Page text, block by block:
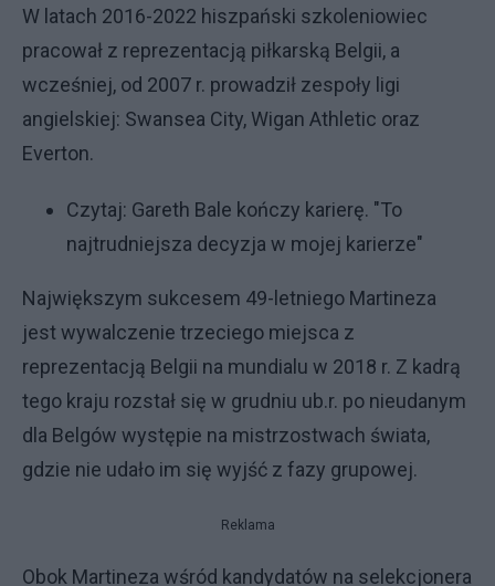
W latach 2016-2022 hiszpański szkoleniowiec
pracował z reprezentacją piłkarską Belgii, a
wcześniej, od 2007 r. prowadził zespoły ligi
angielskiej: Swansea City, Wigan Athletic oraz
Everton.
Czytaj: Gareth Bale kończy karierę. "To
najtrudniejsza decyzja w mojej karierze"
Największym sukcesem 49-letniego Martineza
jest wywalczenie trzeciego miejsca z
reprezentacją Belgii na mundialu w 2018 r. Z kadrą
tego kraju rozstał się w grudniu ub.r. po nieudanym
dla Belgów występie na mistrzostwach świata,
gdzie nie udało im się wyjść z fazy grupowej.
Reklama
Obok Martineza wśród kandydatów na selekcjonera